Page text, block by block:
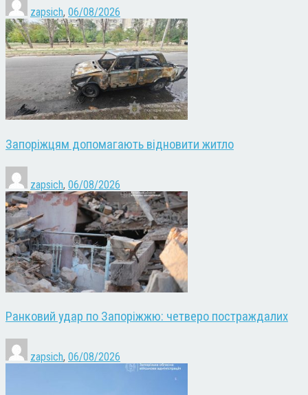
zapsich, 06/08/2026
Запоріжцям допомагають відновити житло
zapsich, 06/08/2026
Ранковий удар по Запоріжжю: четверо постраждалих
zapsich, 06/08/2026